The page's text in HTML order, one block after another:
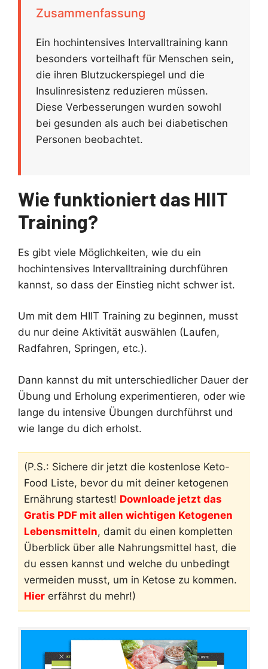
Zusammenfassung
Ein hochintensives Intervalltraining kann
besonders vorteilhaft für Menschen sein,
die ihren Blutzuckerspiegel und die
Insulinresistenz reduzieren müssen.
Diese Verbesserungen wurden sowohl
bei gesunden als auch bei diabetischen
Personen beobachtet.
Wie funktioniert das HIIT
Training?
Es gibt viele Möglichkeiten, wie du ein
hochintensives Intervalltraining durchführen
kannst, so dass der Einstieg nicht schwer ist.
Um mit dem HIIT Training zu beginnen, musst
du nur deine Aktivität auswählen (Laufen,
Radfahren, Springen, etc.).
Dann kannst du mit unterschiedlicher Dauer der
Übung und Erholung experimentieren, oder wie
lange du intensive Übungen durchführst und
wie lange du dich erholst.
(P.S.: Sichere dir jetzt die kostenlose Keto-
Food Liste, bevor du mit deiner ketogenen
Ernährung startest! Downloade jetzt das
Gratis PDF mit allen wichtigen Ketogenen
Lebensmitteln, damit du einen kompletten
Überblick über alle Nahrungsmittel hast, die
du essen kannst und welche du unbedingt
vermeiden musst, um in Ketose zu kommen.
Hier erfährst du mehr!)